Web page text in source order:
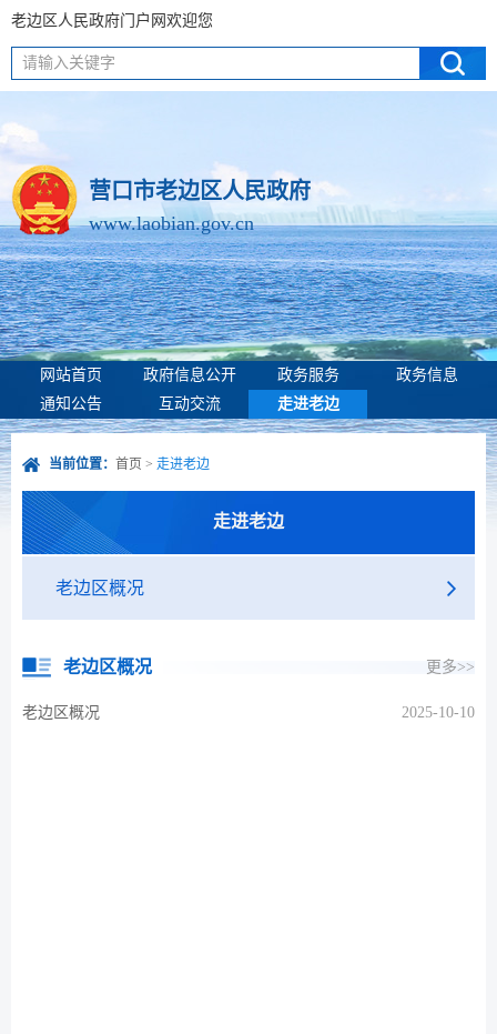
老边区人民政府门户网欢迎您
请输入关键字
营口市老边区人民政府
www.laobian.gov.cn
网站首页 政府信息公开 政务服务
政务信息
通知公告
互动交流 走进老边
当前位置： 首页 > 走进老边
走进老边
老边区概况
老边区概况 更多>>
老边区概况 2025-10-10